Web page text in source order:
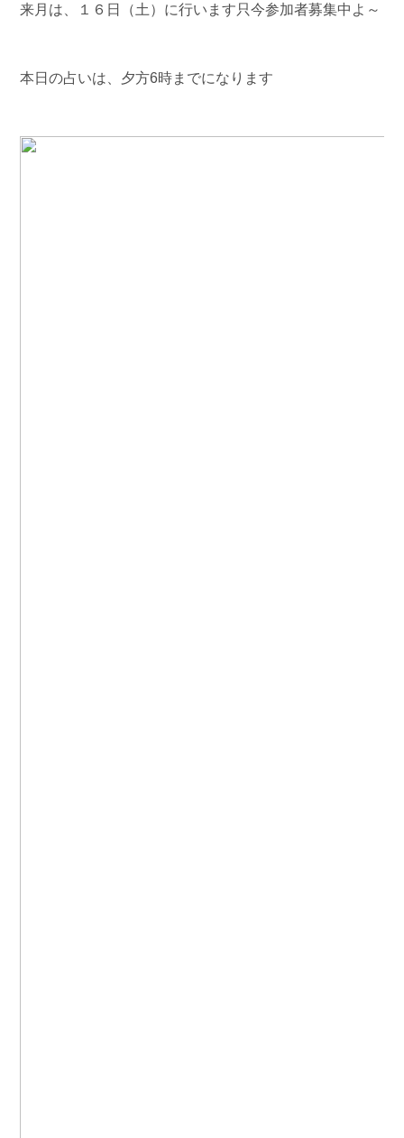
来月は、１６日（土）に行います只今参加者募集中よ～
本日の占いは、夕方6時までになります